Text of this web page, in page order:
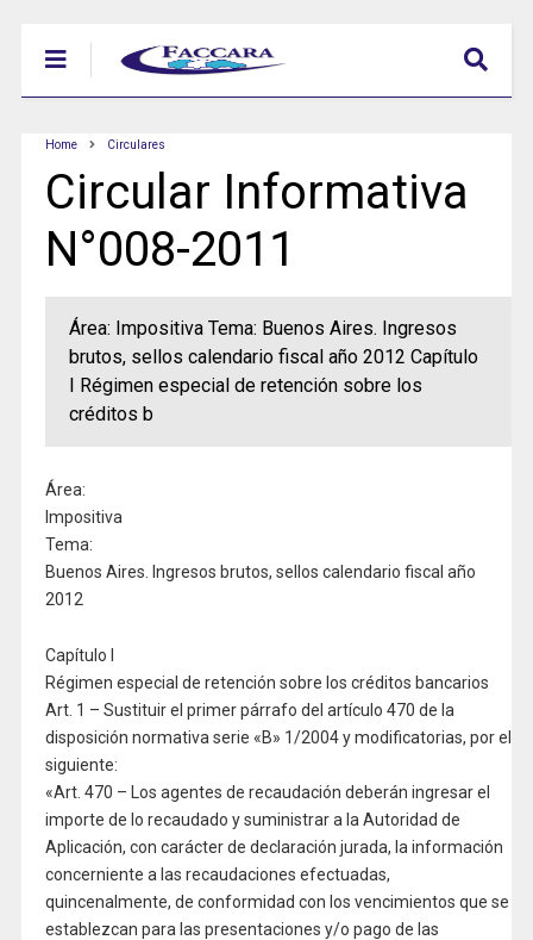
Home Circulares
Circular Informativa
N°008-2011
Área: Impositiva Tema: Buenos Aires. Ingresos
brutos, sellos calendario fiscal año 2012 Capítulo
I Régimen especial de retención sobre los
créditos b
Área:
Impositiva
Tema:
Buenos Aires. Ingresos brutos, sellos calendario fiscal año
2012
Capítulo I
Régimen especial de retención sobre los créditos bancarios
Art. 1 – Sustituir el primer párrafo del artículo 470 de la
disposición normativa serie «B» 1/2004 y modificatorias, por el
siguiente:
«Art. 470 – Los agentes de recaudación deberán ingresar el
importe de lo recaudado y suministrar a la Autoridad de
Aplicación, con carácter de declaración jurada, la información
concerniente a las recaudaciones efectuadas,
quincenalmente, de conformidad con los vencimientos que se
establezcan para las presentaciones y/o pago de las